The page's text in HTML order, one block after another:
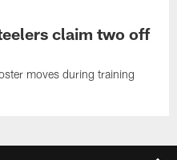
claim two off
moves during training